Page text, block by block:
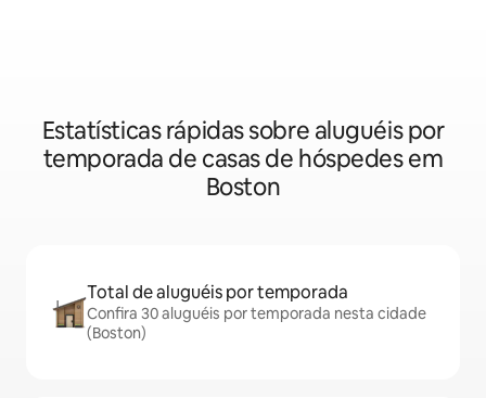
Estatísticas rápidas sobre aluguéis por
temporada de casas de hóspedes em
Boston
Total de aluguéis por temporada
Confira 30 aluguéis por temporada nesta cidade
(Boston)